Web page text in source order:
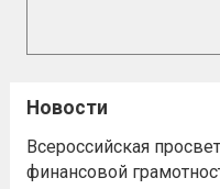
Новости
Всероссийская
финансовой